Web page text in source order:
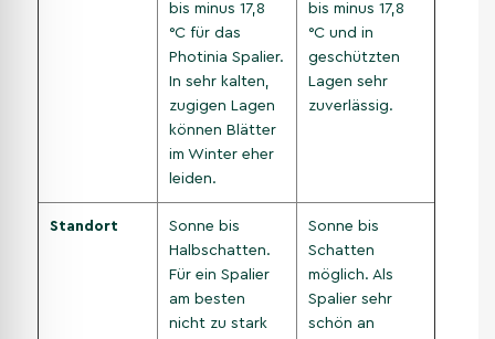
bis minus 17,8
°C für das
Photinia Spalier.
In sehr kalten,
zugigen Lagen
können Blätter
im Winter eher
leiden.
bis minus 17,8
°C und in
geschützten
Lagen sehr
zuverlässig.
Standort
Sonne bis
Halbschatten.
Für ein Spalier
am besten
nicht zu stark
Sonne bis
Schatten
möglich. Als
Spalier sehr
schön an